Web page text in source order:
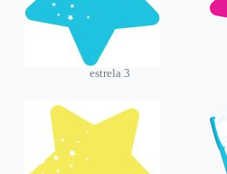
estrela 3